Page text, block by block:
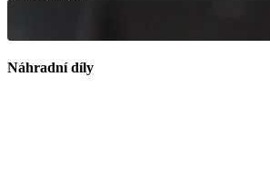
Náhradní díly